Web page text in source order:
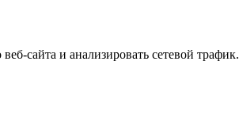
сайта и анализировать сетевой трафик.